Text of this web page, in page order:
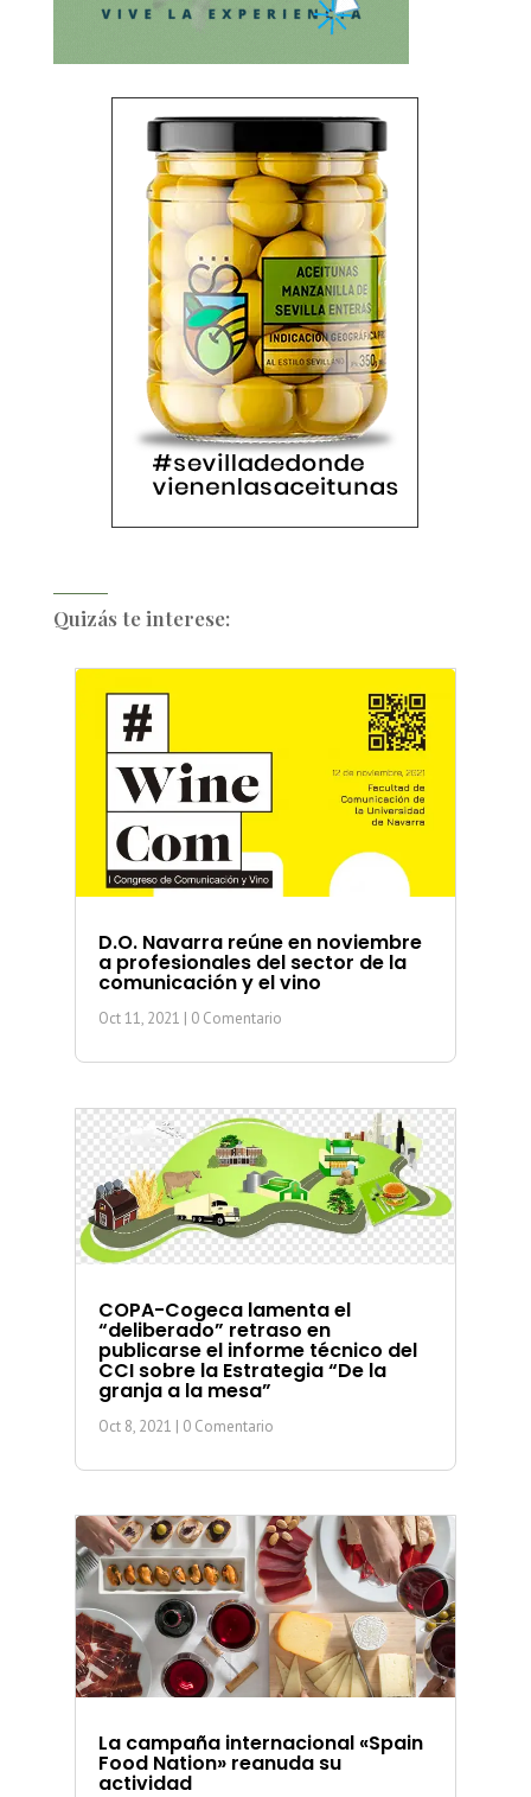
Quizás te interese:
D.O. Navarra reúne en noviembre
a profesionales del sector de la
comunicación y el vino
Oct 11, 2021 | 0 Comentario
COPA-Cogeca lamenta el
“deliberado” retraso en
publicarse el informe técnico del
CCI sobre la Estrategia “De la
granja a la mesa”
Oct 8, 2021 | 0 Comentario
La campaña internacional «Spain
Food Nation» reanuda su
actividad